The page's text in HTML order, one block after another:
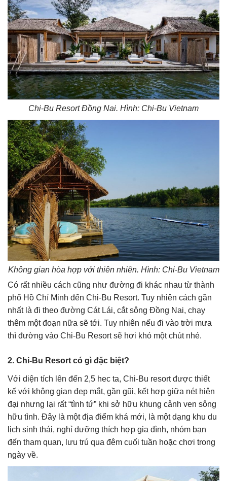
Chi-Bu Resort Đồng Nai. Hình: Chi-Bu Vietnam
Không gian hòa hợp với thiên nhiên. Hình: Chi-Bu Vietnam
Có rất nhiều cách cũng như đường đi khác nhau từ thành
phố Hồ Chí Minh đến Chi-Bu Resort. Tuy nhiên cách gần
nhất là đi theo đường Cát Lái, cắt sông Đồng Nai, chạy
thêm một đoạn nữa sẽ tới. Tuy nhiên nếu đi vào trời mưa
thì đường vào Chi-Bu Resort sẽ hơi khó một chút nhé.
2. Chi-Bu Resort có gì đặc biệt?
Với diện tích lên đến 2,5 hec ta, Chi-Bu resort được thiết
kế với không gian đẹp mắt, gần gũi, kết hợp giữa nét hiện
đại nhưng lại rất “tình tứ” khi sở hữu khung cảnh ven sông
hữu tình. Đây là một địa điểm khá mới, là một dạng khu du
lịch sinh thái, nghỉ dưỡng thích hợp gia đình, nhóm bạn
đến tham quan, lưu trú qua đêm cuối tuần hoặc chơi trong
ngày về.